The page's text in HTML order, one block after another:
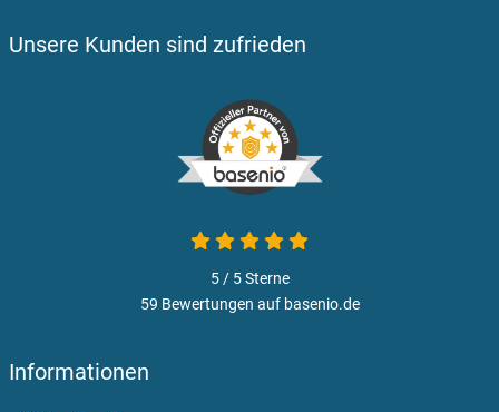
Unsere Kunden sind zufrieden
5 / 5Sterne
59 Bewertungen auf basenio.de
Informationen